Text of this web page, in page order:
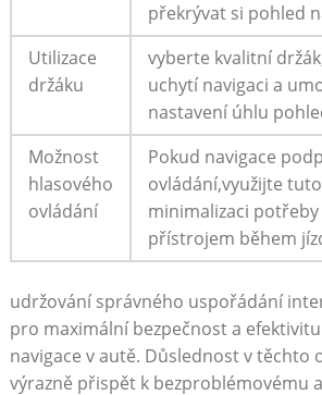
překrývat si pohled
Utilizace‌
držáku
vyberte kvalitní
uchytí navigaci a
nastavení úhlu
Možnost
hlasového
ovládání
Pokud navigace
ovládání,využijte
minimalizaci
přístrojem během
udržování správného uspořádání
pro maximální bezpečnost a
navigace v autě. Důslednost v těchto
výrazně ⁢přispět k bezproblémovému